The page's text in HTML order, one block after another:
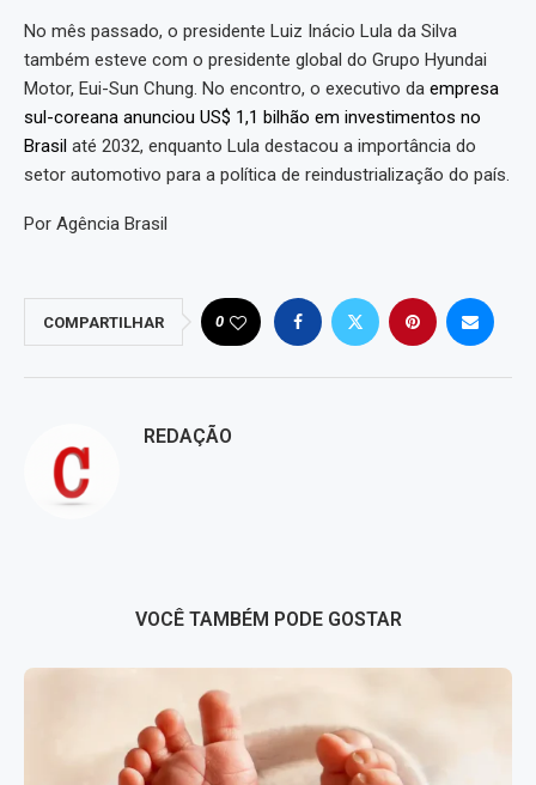
No mês passado, o presidente Luiz Inácio Lula da Silva
também esteve com o presidente global do Grupo Hyundai
Motor, Eui-Sun Chung. No encontro, o executivo da empresa
sul-coreana anunciou US$ 1,1 bilhão em investimentos no
Brasil até 2032, enquanto Lula destacou a importância do
setor automotivo para a política de reindustrialização do país.
Por Agência Brasil
COMPARTILHAR 0
REDAÇÃO
VOCÊ TAMBÉM PODE GOSTAR